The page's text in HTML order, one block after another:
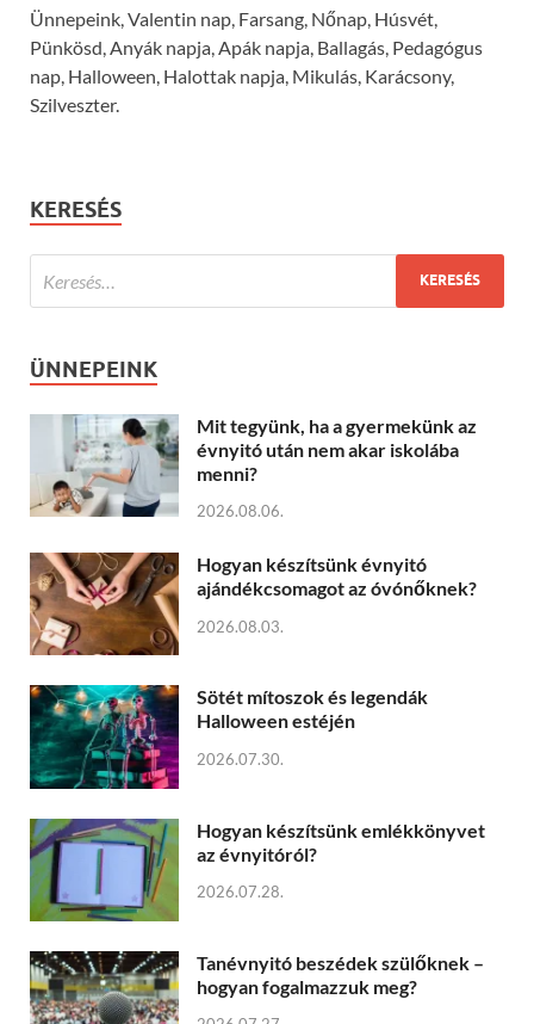
Ünnepeink, Valentin nap, Farsang, Nőnap, Húsvét,
Pünkösd, Anyák napja, Apák napja, Ballagás, Pedagógus
nap, Halloween, Halottak napja, Mikulás, Karácsony,
Szilveszter.
KERESÉS
ÜNNEPEINK
Mit tegyünk, ha a gyermekünk az
évnyitó után nem akar iskolába
menni?
2026.08.06.
Hogyan készítsünk évnyitó
ajándékcsomagot az óvónőknek?
2026.08.03.
Sötét mítoszok és legendák
Halloween estéjén
2026.07.30.
Hogyan készítsünk emlékkönyvet
az évnyitóról?
2026.07.28.
Tanévnyitó beszédek szülőknek –
hogyan fogalmazzuk meg?